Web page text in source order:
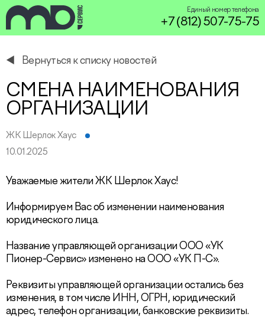
Единый номер телефона
+7 (812) 507-75-75
service@miservice.ru
Вернуться к списку новостей
СМЕНА НАИМЕНОВАНИЯ
ОРГАНИЗАЦИИ
ЖК Шерлок Хаус
10.01.2025
Уважаемые жители ЖК Шерлок Хаус!
Информируем Вас об изменении наименования
юридического лица.
Название управляющей организации ООО «УК
Пионер-Сервис» изменено на ООО «УК П-С».
Реквизиты управляющей организации остались без
изменения, в том числе ИНН, ОГРН, юридический
адрес, телефон организации, банковские реквизиты.